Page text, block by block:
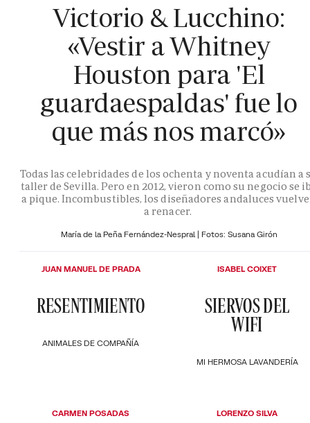
Victorio & Lucchino:
«Vestir a Whitney
Houston para 'El
guardaespaldas' fue lo
que más nos marcó»
Todas las celebridades de los ochenta y noventa acudían a
taller de Sevilla. Pero en 2012, vieron como su negocio se
a pique. Incombustibles, los diseñadores andaluces
a renacer.
María de la Peña Fernández-Nespral | Fotos: Susana Girón
ANIMALES DE COMPAÑÍA
RESENTIMIENTO
JUAN MANUEL DE PRADA
MI HERMOSA LAVANDERÍA
SIERVOS DEL
WIFI
ISABEL COIXET
CARMEN POSADAS LORENZO SILVA